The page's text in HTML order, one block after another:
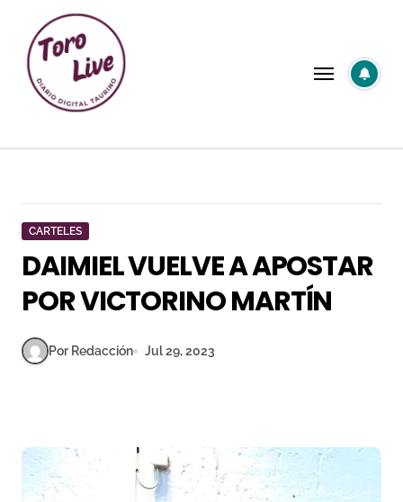
contenido
CARTELES
DAIMIEL VUELVE A APOSTAR
POR VICTORINO MARTÍN
Por Redacción Jul 29, 2023